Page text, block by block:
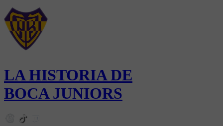
LA HISTORIA DE
BOCA JUNIORS